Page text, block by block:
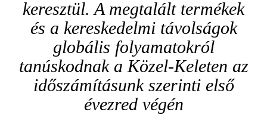
keresztül. A megtalált termékek
és a kereskedelmi távolságok
globális folyamatokról
tanúskodnak a Közel-Keleten az
időszámításunk szerinti első
évezred végén